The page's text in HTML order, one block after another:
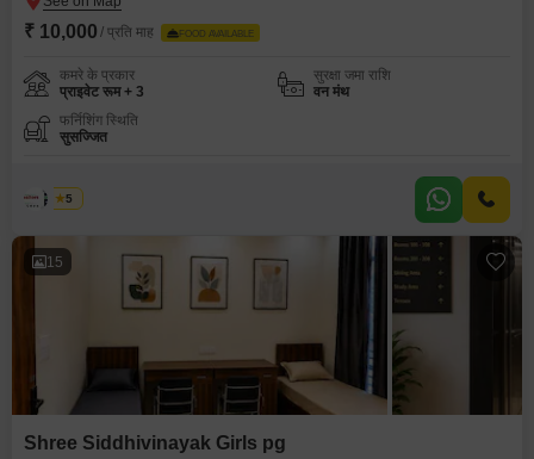
₹ 10,000 / प्रति माह FOOD AVAILABLE
कमरे के प्रकार
प्राइवेट रूम + 3
सुरक्षा जमा राशि
वन मंथ
फर्निशिंग स्थिति
सुसज्जित
गिरीश
5
15
Shree Siddhivinayak Girls pg